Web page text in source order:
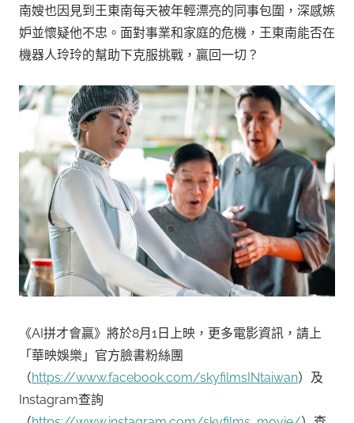
南嫂也因見到王東南每天被年輕漂亮的同事包圍，深感嫉
妒並懷疑他不忠。面對事業和家庭的危機，王東南能否在
機器人玲玲的幫助下克服挑戰，贏回一切？
《AI拼才會贏》將於8月1日上映，更多電影資訊，請上
「華映娛樂」官方臉書粉絲團
（https://www.facebook.com/skyfilmsINtaiwan）及
Instagram查詢